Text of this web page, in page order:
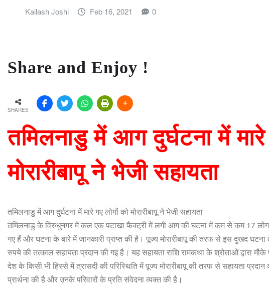
Kailash Joshi Feb 16, 2021 0
Share and Enjoy !
SHARES
तमिलनाडु में आग दुर्घटना में मारे
मोरारीबापू ने भेजी सहायता
तमिलनाडु में आग दुर्घटना में मारे गए लोगों को मोरारीबापू ने भेजी सहायता
तमिलनाडु के विरुधुनगर में कल एक पटाखा फैक्ट्री में लगी आग की घटना में कम से कम 17 लोग
गए हैं और घटना के बारे में जानकारी प्राप्त की है। पूज्य मोरारीबापू की तरफ से इस दुखद
रुपये की तत्काल सहायता प्रदान की गइ है। यह सहायता राशि रामकथा के श्रोताओं द्वारा
देश के किसी भी हिस्से में त्रासदी की परिस्थिति में पूज्य मोरारीबापू की तरफ से सहायता
प्रार्थना की है और उनके परिवारों के प्रति संवेदना व्यक्त की है।